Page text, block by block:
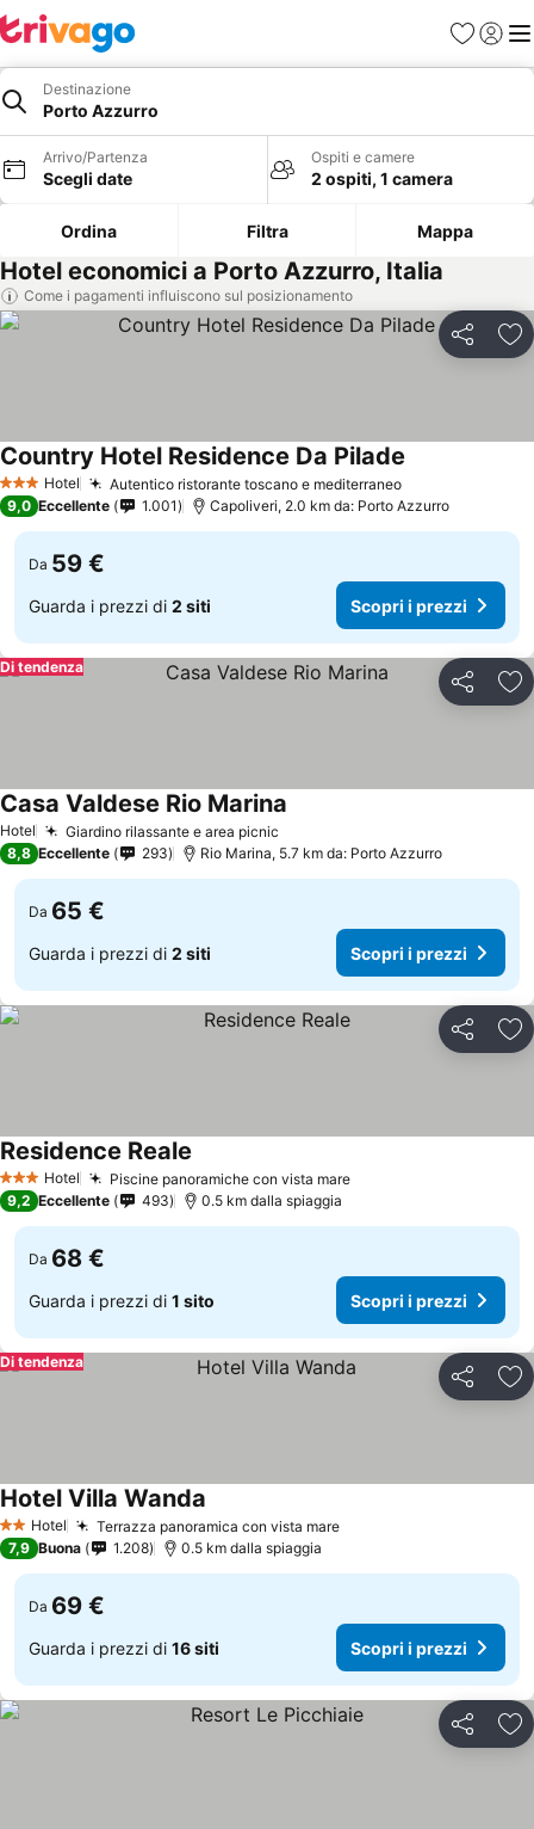
PreferitiAccedi
Destinazione
Porto Azzurro
Arrivo/Partenza
Scegli date
Ospiti e camere
2 ospiti, 1 camera
Ordina Filtra Mappa
Hotel economici a Porto Azzurro, Italia
Come i pagamenti influiscono sul posizionamento
Condividi
3 StelleHotel Autentico ristorante toscano e mediterraneo
Country Hotel Residence Da Pilade
9,0 Eccellente 1.001 Capoliveri, 2.0 km da: Porto Azzurro
Da 59 €
Guarda i prezzi di 2 siti Scopri i prezzi
Condividi
Di tendenza
Hotel Giardino rilassante e area picnic
Casa Valdese Rio Marina
8,8 Eccellente 293 Rio Marina, 5.7 km da: Porto Azzurro
Da 65 €
Guarda i prezzi di 2 siti Scopri i prezzi
Condividi
3 StelleHotel Piscine panoramiche con vista mare
Residence Reale
9,2 Eccellente 493 0.5 km dalla spiaggia
Da 68 €
Guarda i prezzi di 1 sito Scopri i prezzi
Condividi
Di tendenza
2 StelleHotel Terrazza panoramica con vista mare
Hotel Villa Wanda
7,9 Buona 1.208 0.5 km dalla spiaggia
Da 69 €
Guarda i prezzi di 16 siti Scopri i prezzi
Condividi